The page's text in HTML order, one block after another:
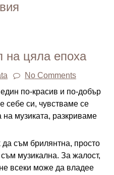
на цяла епоха
No Comments
по-красив и по-добър
себе си, чувстваме се
музиката, разкриваме
съм брилянтна, просто
музикална. За жалост,
всеки може да владее